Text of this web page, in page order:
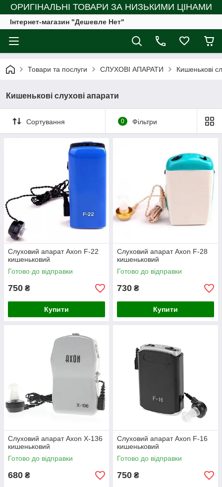
ОРИГІНАЛЬНІ ТОВАРИ ЗА НИЗЬКИМИ ЦІНАМИ
Інтернет-магазин "Дешевле Нет"
Товари та послуги СЛУХОВІ АПАРАТИ Кишенькові
Кишенькові слухові апарати
Сортування 0 Фільтри
Слуховий апарат Axon F-22
кишеньковий
Готово до відправки
750 ₴
Купити
Слуховий апарат Axon F-28
кишеньковий
Готово до відправки
730 ₴
Купити
Слуховий апарат Axon X-136
кишеньковий
Готово до відправки
680 ₴
Слуховий апарат Axon F-16
кишеньковий
Готово до відправки
750 ₴